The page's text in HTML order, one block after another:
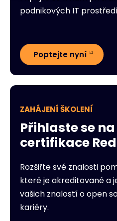
podnikových IT
Poptejte nyní
ZAHÁJENÍ ŠKOLENÍ
Přihlaste se
certifikace
Rozšiřte své znalosti
které je akreditované a
vašich znalostí o open
kariéry.